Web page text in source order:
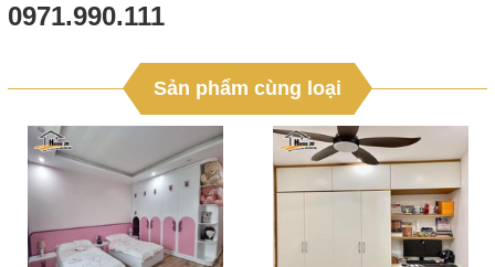
0971.990.111
Sản phẩm cùng loại